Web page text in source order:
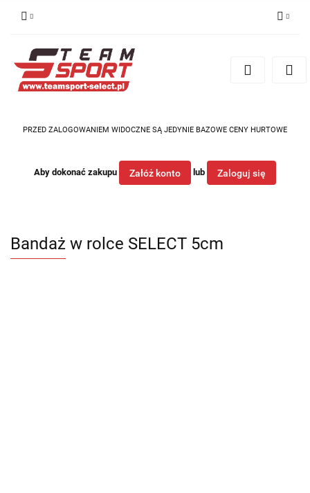
Zarejestruj się
PRZED ZALOGOWANIEM WIDOCZNE SĄ JEDYNIE BAZOWE CENY HURTOWE
Aby dokonać zakupu Załóż konto lub Zaloguj się
Bandaż w rolce SELECT 5cm